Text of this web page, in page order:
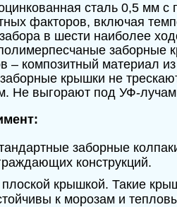
сталь 0,5 мм
факторов, включая
в шести наиболее
заборные
– композитный материал
крышки не
Не выгорают под УФ-
заборные
конструкций.
крышкой. Такие
к морозам и